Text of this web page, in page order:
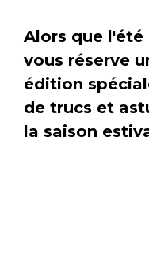
Alors que
vous réserve
édition
de trucs et
la saison